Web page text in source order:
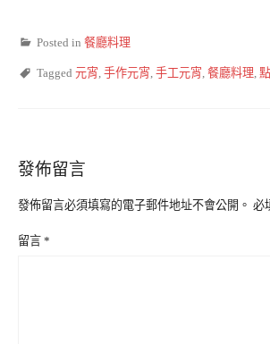
Posted in 餐廳料理
Tagged 元宵 手作元宵 手工元宵 餐廳料理
發佈留言
發佈留言必須填寫的電子郵件地址不會公開。 必
留言 *